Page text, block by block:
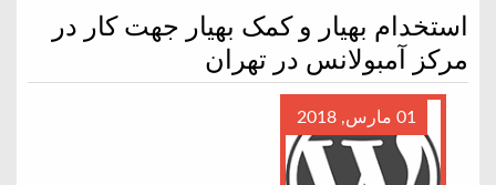
استخدام بهیار و کمک بهیار جهت کار در
مرکز آمبولانس در تهران
01 مارس, 2018